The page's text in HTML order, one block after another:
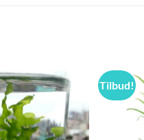
Tilbud!